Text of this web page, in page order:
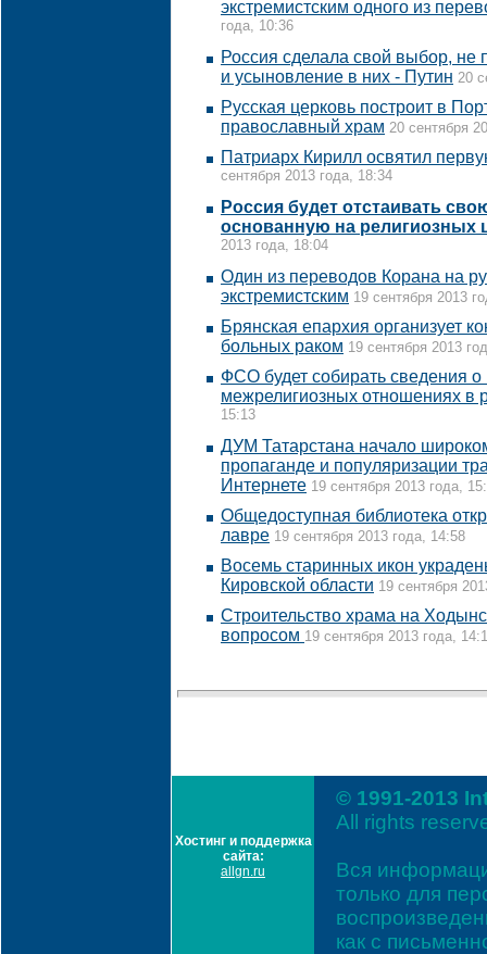
экстремистским одного из
года, 10:36
Россия сделала свой выбор, не
и усыновление в них - Путин 20
Русская церковь построит в
православный храм 20 сентября
Патриарх Кирилл освятил
сентября 2013 года, 18:34
Россия будет отстаивать
основанную на религиозных
2013 года, 18:04
Один из переводов Корана на
экстремистским 19 сентября 2013
Брянская епархия организует
больных раком 19 сентября 2013
ФСО будет собирать сведения
межрелигиозных отношениях в
15:13
ДУМ Татарстана начало
пропаганде и популяризации
Интернете 19 сентября 2013 года,
Общедоступная библиотека
лавре 19 сентября 2013 года, 14:58
Восемь старинных икон
Кировской области 19 сентября
Строительство храма на
вопросом 19 сентября 2013 года,
Хостинг и поддержка
сайта:
allgn.ru
© 1991-2013
All rights
Вся
только для
как с